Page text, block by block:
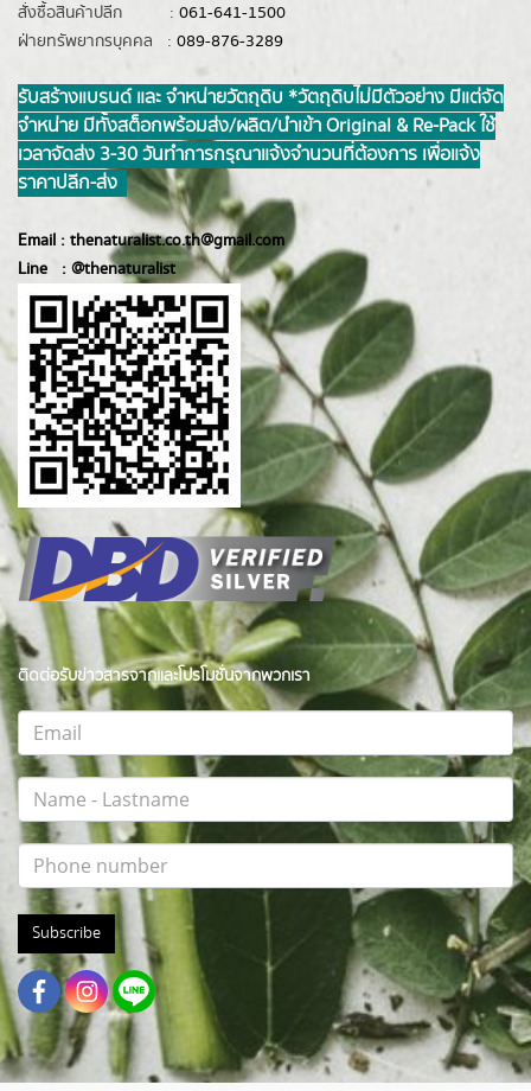
สั่งซื้อสินค้าปลีก : 061-641-1500
ฝ่ายทรัพยากรบุคคล : 089-876-3289
รับสร้างแบรนด์ และ จำหน่ายวัตถุดิบ *วัตถุดิบไม่มีตัวอย่าง มีแต่จัด
จำหน่าย มีทั้งสต็อกพร้อมส่ง/ผลิต/นำเข้า Original & Re-Pack ใช้
เวลาจัดส่ง 3-30 วันทำการ กรุณาแจ้งจำนวนที่ต้องการ เพื่อแจ้ง
ราคาปลีก-ส่ง
Email : thenaturalist.co.th@gmail.com
Line : @thenaturalist
ติดต่อรับข่าวสารจากและโปรโมชั่นจากพวกเรา
Subscribe